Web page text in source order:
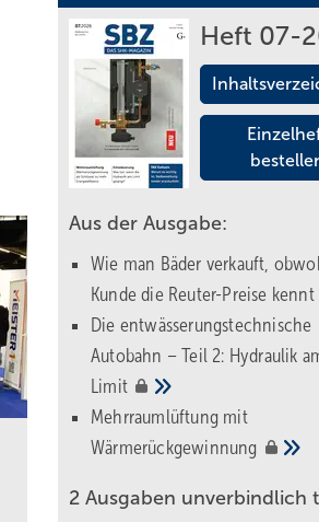
Heft 07-
Aus der Ausgabe:
Wie man Bäder verkauft,
Kunde die Reuter-Preise kennt
Die entwässerungstechnische
Autobahn – Teil 2: Hydraulik
Limit
Mehrraumlüftung mit
Wärmerückgewinnung
2 Ausgaben unverbindlich